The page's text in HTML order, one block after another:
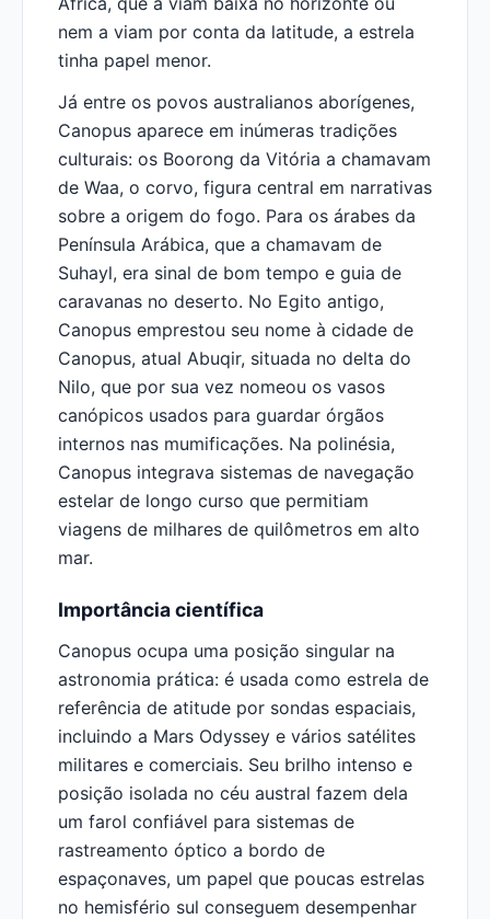
nem a viam por conta da latitude, a estrela
tinha papel menor.
Já entre os povos australianos aborígenes,
Canopus aparece em inúmeras tradições
culturais: os Boorong da Vitória a chamavam
de Waa, o corvo, figura central em narrativas
sobre a origem do fogo. Para os árabes da
Península Arábica, que a chamavam de
Suhayl, era sinal de bom tempo e guia de
caravanas no deserto. No Egito antigo,
Canopus emprestou seu nome à cidade de
Canopus, atual Abuqir, situada no delta do
Nilo, que por sua vez nomeou os vasos
canópicos usados para guardar órgãos
internos nas mumificações. Na polinésia,
Canopus integrava sistemas de navegação
estelar de longo curso que permitiam
viagens de milhares de quilômetros em alto
mar.
Importância científica
Canopus ocupa uma posição singular na
astronomia prática: é usada como estrela de
referência de atitude por sondas espaciais,
incluindo a Mars Odyssey e vários satélites
militares e comerciais. Seu brilho intenso e
posição isolada no céu austral fazem dela
um farol confiável para sistemas de
rastreamento óptico a bordo de
espaçonaves, um papel que poucas estrelas
no hemisfério sul conseguem desempenhar